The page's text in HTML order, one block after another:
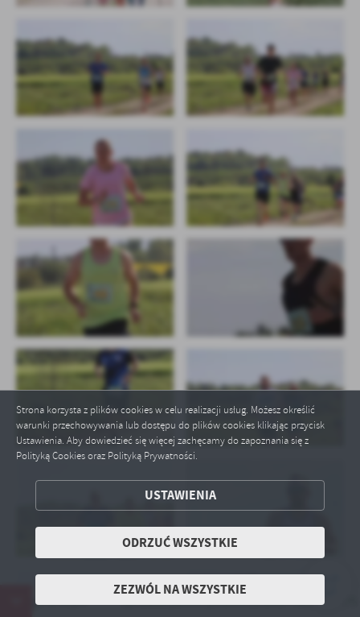
Strona korzysta z plików cookies w celu realizacji usług. Możesz określić
warunki przechowywania lub dostępu do plików cookies klikając przycisk
Ustawienia. Aby dowiedzieć się więcej zachęcamy do zapoznania się z
Polityką Cookies oraz Polityką Prywatności.
USTAWIENIA
ODRZUĆ WSZYSTKIE
ZEZWÓL NA WSZYSTKIE
ZAPISZ WYBRANE
ODRZUĆ WSZYSTKIE
w Kcyni Sprawdź jakość powietrza BUDYNEK MGOPS